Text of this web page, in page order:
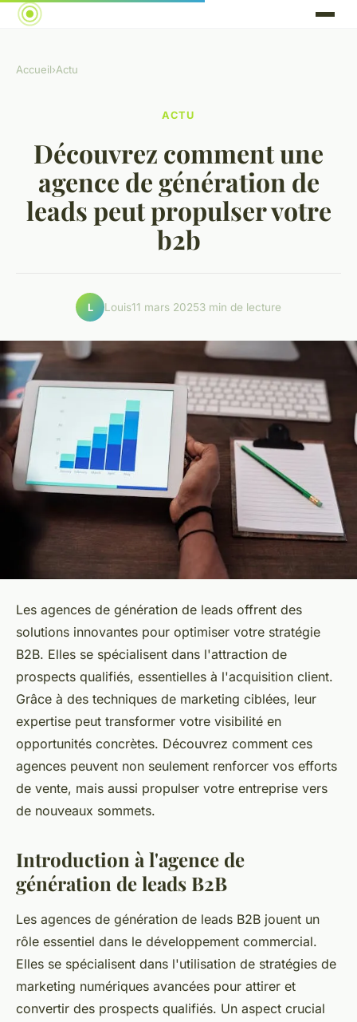
Accueil›Actu
ACTU
Découvrez comment une
agence de génération de
leads peut propulser votre
b2b
L Louis11 mars 20253 min de lecture
Les agences de génération de leads offrent des
solutions innovantes pour optimiser votre stratégie
B2B. Elles se spécialisent dans l'attraction de
prospects qualifiés, essentielles à l'acquisition client.
Grâce à des techniques de marketing ciblées, leur
expertise peut transformer votre visibilité en
opportunités concrètes. Découvrez comment ces
agences peuvent non seulement renforcer vos efforts
de vente, mais aussi propulser votre entreprise vers
de nouveaux sommets.
Introduction à l'agence de
génération de leads B2B
Les agences de génération de leads B2B jouent un
rôle essentiel dans le développement commercial.
Elles se spécialisent dans l'utilisation de stratégies de
marketing numériques avancées pour attirer et
convertir des prospects qualifiés. Un aspect crucial